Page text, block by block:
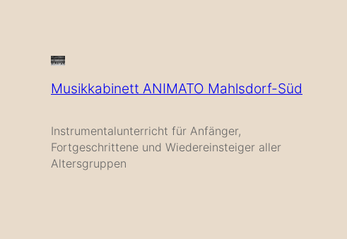
Musikkabinett ANIMATO Mahlsdorf-Süd
Instrumentalunterricht für Anfänger,
Fortgeschrittene und Wiedereinsteiger aller
Altersgruppen